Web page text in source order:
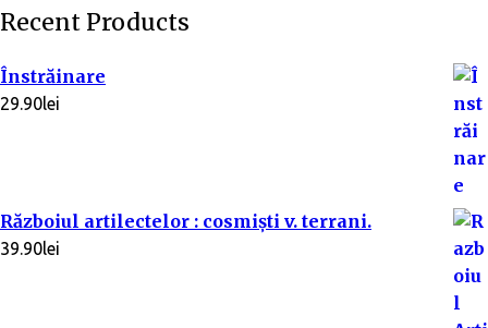
Recent Products
Înstrăinare
29.90lei
Războiul artilectelor : cosmişti v. terrani.
39.90lei